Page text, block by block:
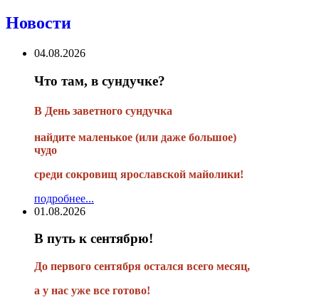
Новости
04.08.2026
Что там, в сундучке?
В День заветного сундучка
найдите маленькое (или даже большое)
чудо
среди сокровищ ярославской майолики!
подробнее...
01.08.2026
В путь к сентябрю!
До первого сентября остался всего месяц,
а у нас уже все готово!